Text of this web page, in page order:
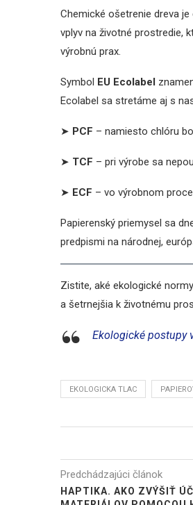
Chemické ošetrenie dreva
vplyv na životné prostredie,
výrobnú prax.
Symbol EU Ecolabel
Ecolabel sa stretáme aj s
➤ PCF – namiesto chlóru
➤ TCF – pri výrobe sa
➤ ECF – vo výrobnom
Papierenský priemysel sa
predpismi na národnej,
Zistite, aké ekologické
a šetrnejšia k životnému
Ekologické postupy
EKOLOGICKA TLAC
Predchádzajúci článok
HAPTIKA. AKO ZVÝŠIŤ